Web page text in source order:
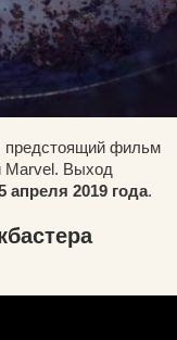
предстоящий фильм
Marvel. Выход
апреля 2019 года.